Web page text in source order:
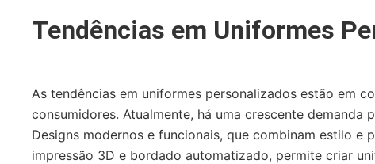
Tendências em Uniformes
As tendências em uniformes personalizados estão em
consumidores. Atualmente, há uma crescente
Designs modernos e funcionais, que combinam estilo
impressão 3D e bordado automatizado, permite criar